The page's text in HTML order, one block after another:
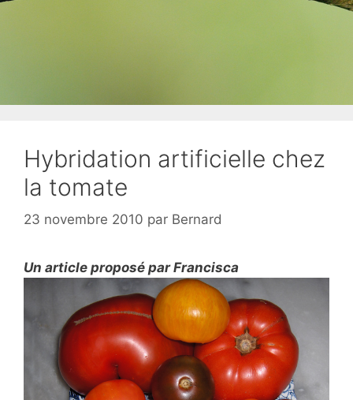
Hybridation artificielle chez
la tomate
23 novembre 2010 par Bernard
Un article proposé par Francisca